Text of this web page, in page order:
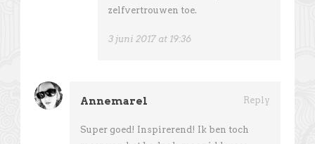
zelfvertrouwen toe.
3 juni 2017 at 19:36
Annemarel Reply
Super goed! Inspirerend! Ik ben toch